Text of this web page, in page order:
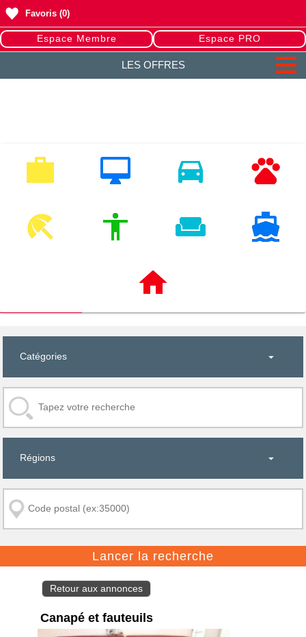
Espace Membre Espace PRO
Favoris (0)
LES OFFRES
EMPLOI MULTIMEDIA VEHICULES ANIMAUX
LOISIRS MODE HABITAT NAUTISME
IMMOBILIERS
Retour aux annonces
Canapé et fauteuils